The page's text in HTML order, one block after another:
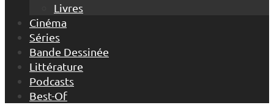
Livres
Cinéma
Séries
Bande Dessinée
Littérature
Podcasts
Best-Of